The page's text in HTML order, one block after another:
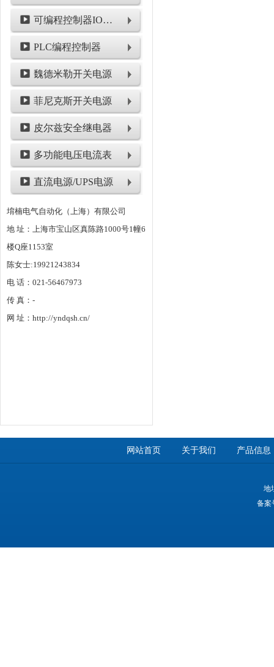
可编程控制器IO模块
PLC编程控制器
魏德米勒开关电源
菲尼克斯开关电源
皮尔兹安全继电器
多功能电压电流表
直流电源/UPS电源
堉楠电气自动化（上海）有限公司
地 址：上海市宝山区真陈路1000号1幢6
楼Q座1153室
陈女士:19921243834
电 话：021-56467973
传 真：-
网 址：http://yndqsh.cn/
网站首页 关于我们 产品信息
地
备案